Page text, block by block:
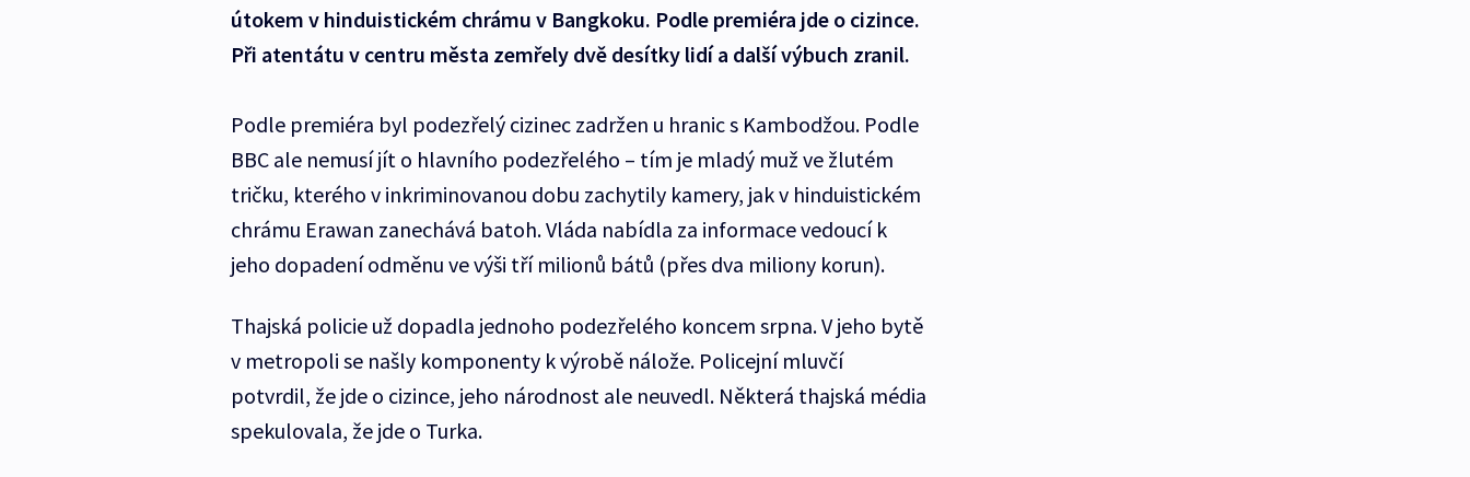
útokem v hinduistickém chrámu v Bangkoku. Podle premiéra jde o cizince.
Při atentátu v centru města zemřely dvě desítky lidí a další výbuch zranil.
Podle premiéra byl podezřelý cizinec zadržen u hranic s Kambodžou. Podle
BBC ale nemusí jít o hlavního podezřelého – tím je mladý muž ve žlutém
tričku, kterého v inkriminovanou dobu zachytily kamery, jak v hinduistickém
chrámu Erawan zanechává batoh. Vláda nabídla za informace vedoucí k
jeho dopadení odměnu ve výši tří milionů bátů (přes dva miliony korun).
Thajská policie už dopadla jednoho podezřelého koncem srpna. V jeho bytě
v metropoli se našly komponenty k výrobě nálože. Policejní mluvčí
potvrdil, že jde o cizince, jeho národnost ale neuvedl. Některá thajská média
spekulovala, že jde o Turka.